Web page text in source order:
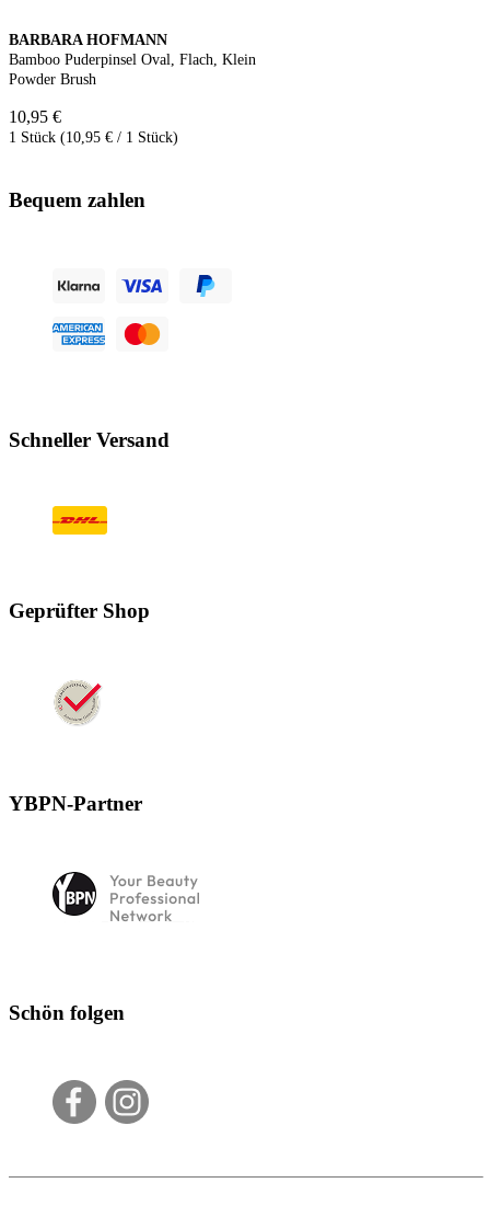
BARBARA HOFMANN
Bamboo Puderpinsel Oval, Flach, Klein
Powder Brush
10,95 €
1 Stück (10,95 € / 1 Stück)
Bequem zahlen
Schneller Versand
Geprüfter Shop
YBPN-Partner
Schön folgen